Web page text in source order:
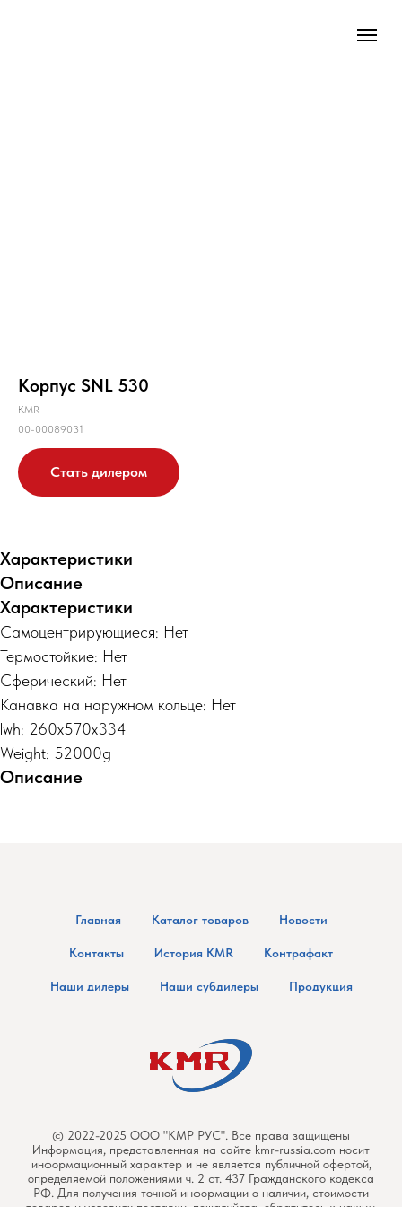
Корпус SNL 530
KMR
00-00089031
Стать дилером
Характеристики
Описание
Характеристики
Самоцентрирующиеся: Нет
Термостойкие: Нет
Сферический: Нет
Канавка на наружном кольце: Нет
lwh: 260x570x334
Weight: 52000g
Описание
Главная Каталог товаров Новости
Контакты История KMR Контрафакт
Наши дилеры Наши субдилеры Продукция
© 2022-2025 ООО "КМР РУС". Все права защищены
Информация, представленная на сайте kmr-russia.com носит
информационный характер и не является публичной офертой,
определяемой положениями ч. 2 ст. 437 Гражданского кодекса
РФ. Для получения точной информации о наличии, стоимости